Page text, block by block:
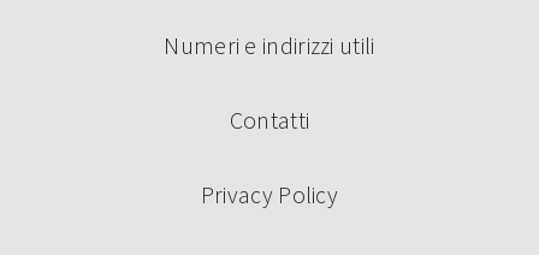
Numeri e indirizzi utili
Contatti
Privacy Policy